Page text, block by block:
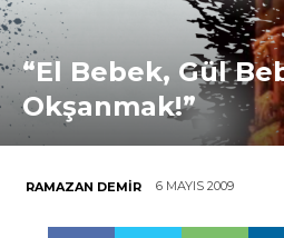
“El Bebek, Gül
Okşanmak!”
RAMAZAN DEMIR 6 MAYIS 2009